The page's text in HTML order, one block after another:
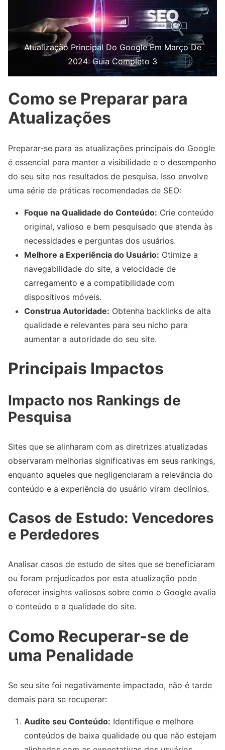
Atualização Principal Do Google Em Março De
2024: Guia Completo 3
Como se Preparar para
Atualizações
Preparar-se para as atualizações principais do Google
é essencial para manter a visibilidade e o desempenho
do seu site nos resultados de pesquisa. Isso envolve
uma série de práticas recomendadas de SEO:
Foque na Qualidade do Conteúdo: Crie conteúdo
original, valioso e bem pesquisado que atenda às
necessidades e perguntas dos usuários.
Melhore a Experiência do Usuário: Otimize a
navegabilidade do site, a velocidade de
carregamento e a compatibilidade com
dispositivos móveis.
Construa Autoridade: Obtenha backlinks de alta
qualidade e relevantes para seu nicho para
aumentar a autoridade do seu site.
Principais Impactos
Impacto nos Rankings de
Pesquisa
Sites que se alinharam com as diretrizes atualizadas
observaram melhorias significativas em seus rankings,
enquanto aqueles que negligenciaram a relevância do
conteúdo e a experiência do usuário viram declínios.
Casos de Estudo: Vencedores
e Perdedores
Analisar casos de estudo de sites que se beneficiaram
ou foram prejudicados por esta atualização pode
oferecer insights valiosos sobre como o Google avalia
o conteúdo e a qualidade do site.
Como Recuperar-se de
uma Penalidade
Se seu site foi negativamente impactado, não é tarde
demais para se recuperar:
Audite seu Conteúdo: Identifique e melhore
conteúdos de baixa qualidade ou que não estejam